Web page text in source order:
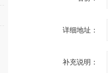
详细地址：
补充说明：